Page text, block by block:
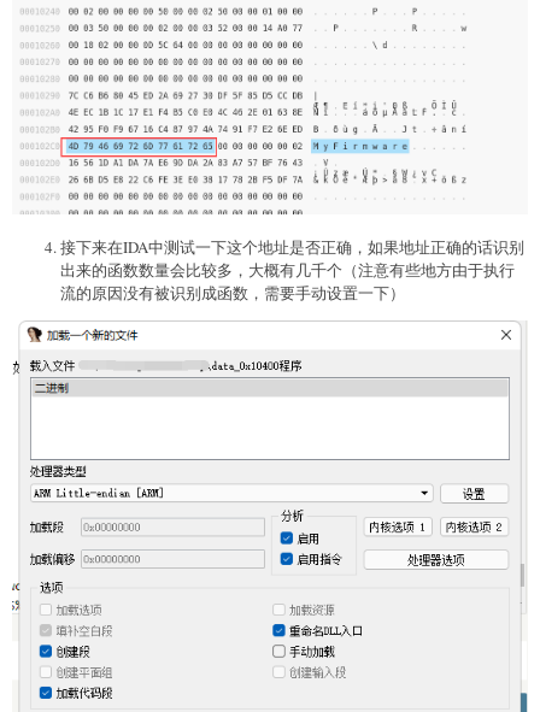
3698052
3707967
       0x38943F        Neighborly text,
3728344
       0x38E3D8        SHA256
3745540
       0x392704        Neighborly text,
3745715
       0x3927B3        Neighborly text,
3765236
0x3973F4        XML document,
3784928
       0x39C0E0        SHA256
hash
3796045
0x39EC4D        StuffIt Deluxe
3796076
0x39EC6C        StuffIt Deluxe
3796157
0x39ECBD        StuffIt Deluxe
3823380
0x3A5714        XML document,
3829860
3847576
0x3AB598        CRC32 polynomial
接下来在IDA中测试一下这个地址是否正确，如果地址正确的话识别
出来的函数数量会比较多，大概有几千个（注意有些地方由于执行
流的原因没有被识别成函数，需要手动设置一下）